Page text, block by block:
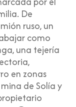
De
ruso, un
como
una tejería
en zonas
de Solía y